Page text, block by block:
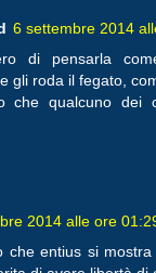
6 settembre 2014
di pensarla
gli roda il fegato,
che qualcuno dei
2014 alle ore
che entius si